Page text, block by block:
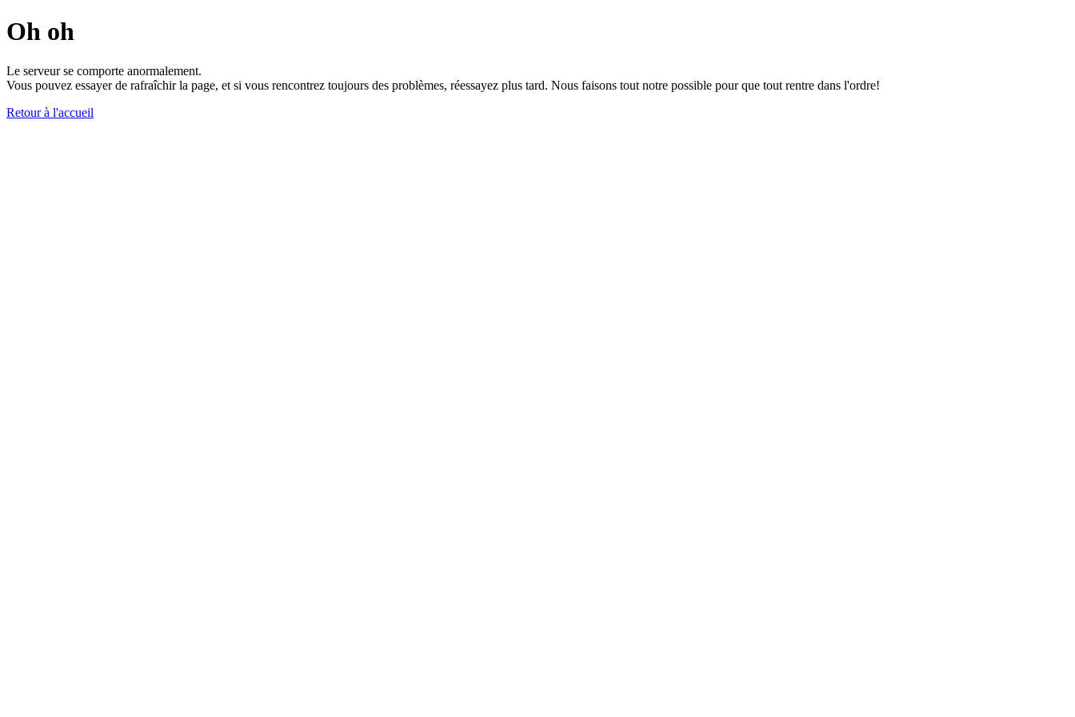
Oh oh
Le serveur se comporte anormalement.
Vous pouvez essayer de rafraîchir la page, et si vous rencontrez toujours des problèmes, réessayez plus tard. Nous faisons tout notre possible pour que tout rentre dans l'ordre!
Retour à l'accueil